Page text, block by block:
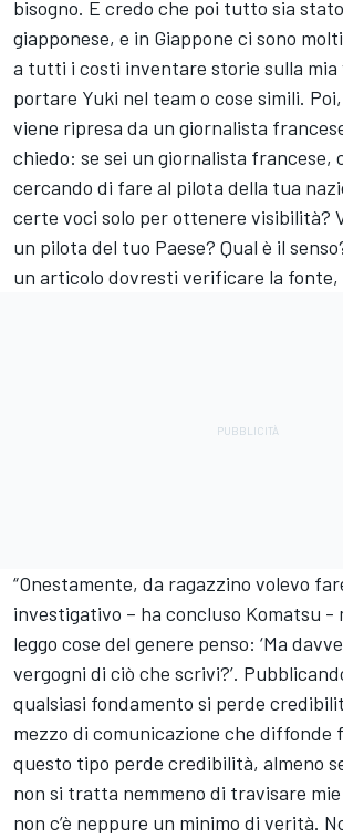
bisogno. E credo che poi tutto sia
giapponese, e in Giappone ci sono
a tutti i costi inventare storie sulla mia
portare Yuki nel team o cose simili.
viene ripresa da un giornalista
chiedo: se sei un giornalista francese,
cercando di fare al pilota della tua
certe voci solo per ottenere visibilità?
un pilota del tuo Paese? Qual è il
un articolo dovresti verificare la fonte,
“Onestamente, da ragazzino volevo
investigativo – ha concluso Komatsu -
leggo cose del genere penso: ‘Ma
vergogni di ciò che scrivi?’.
qualsiasi fondamento si perde
mezzo di comunicazione che diffonde
questo tipo perde credibilità, almeno
non si tratta nemmeno di travisare
non c’è neppure un minimo di verità.